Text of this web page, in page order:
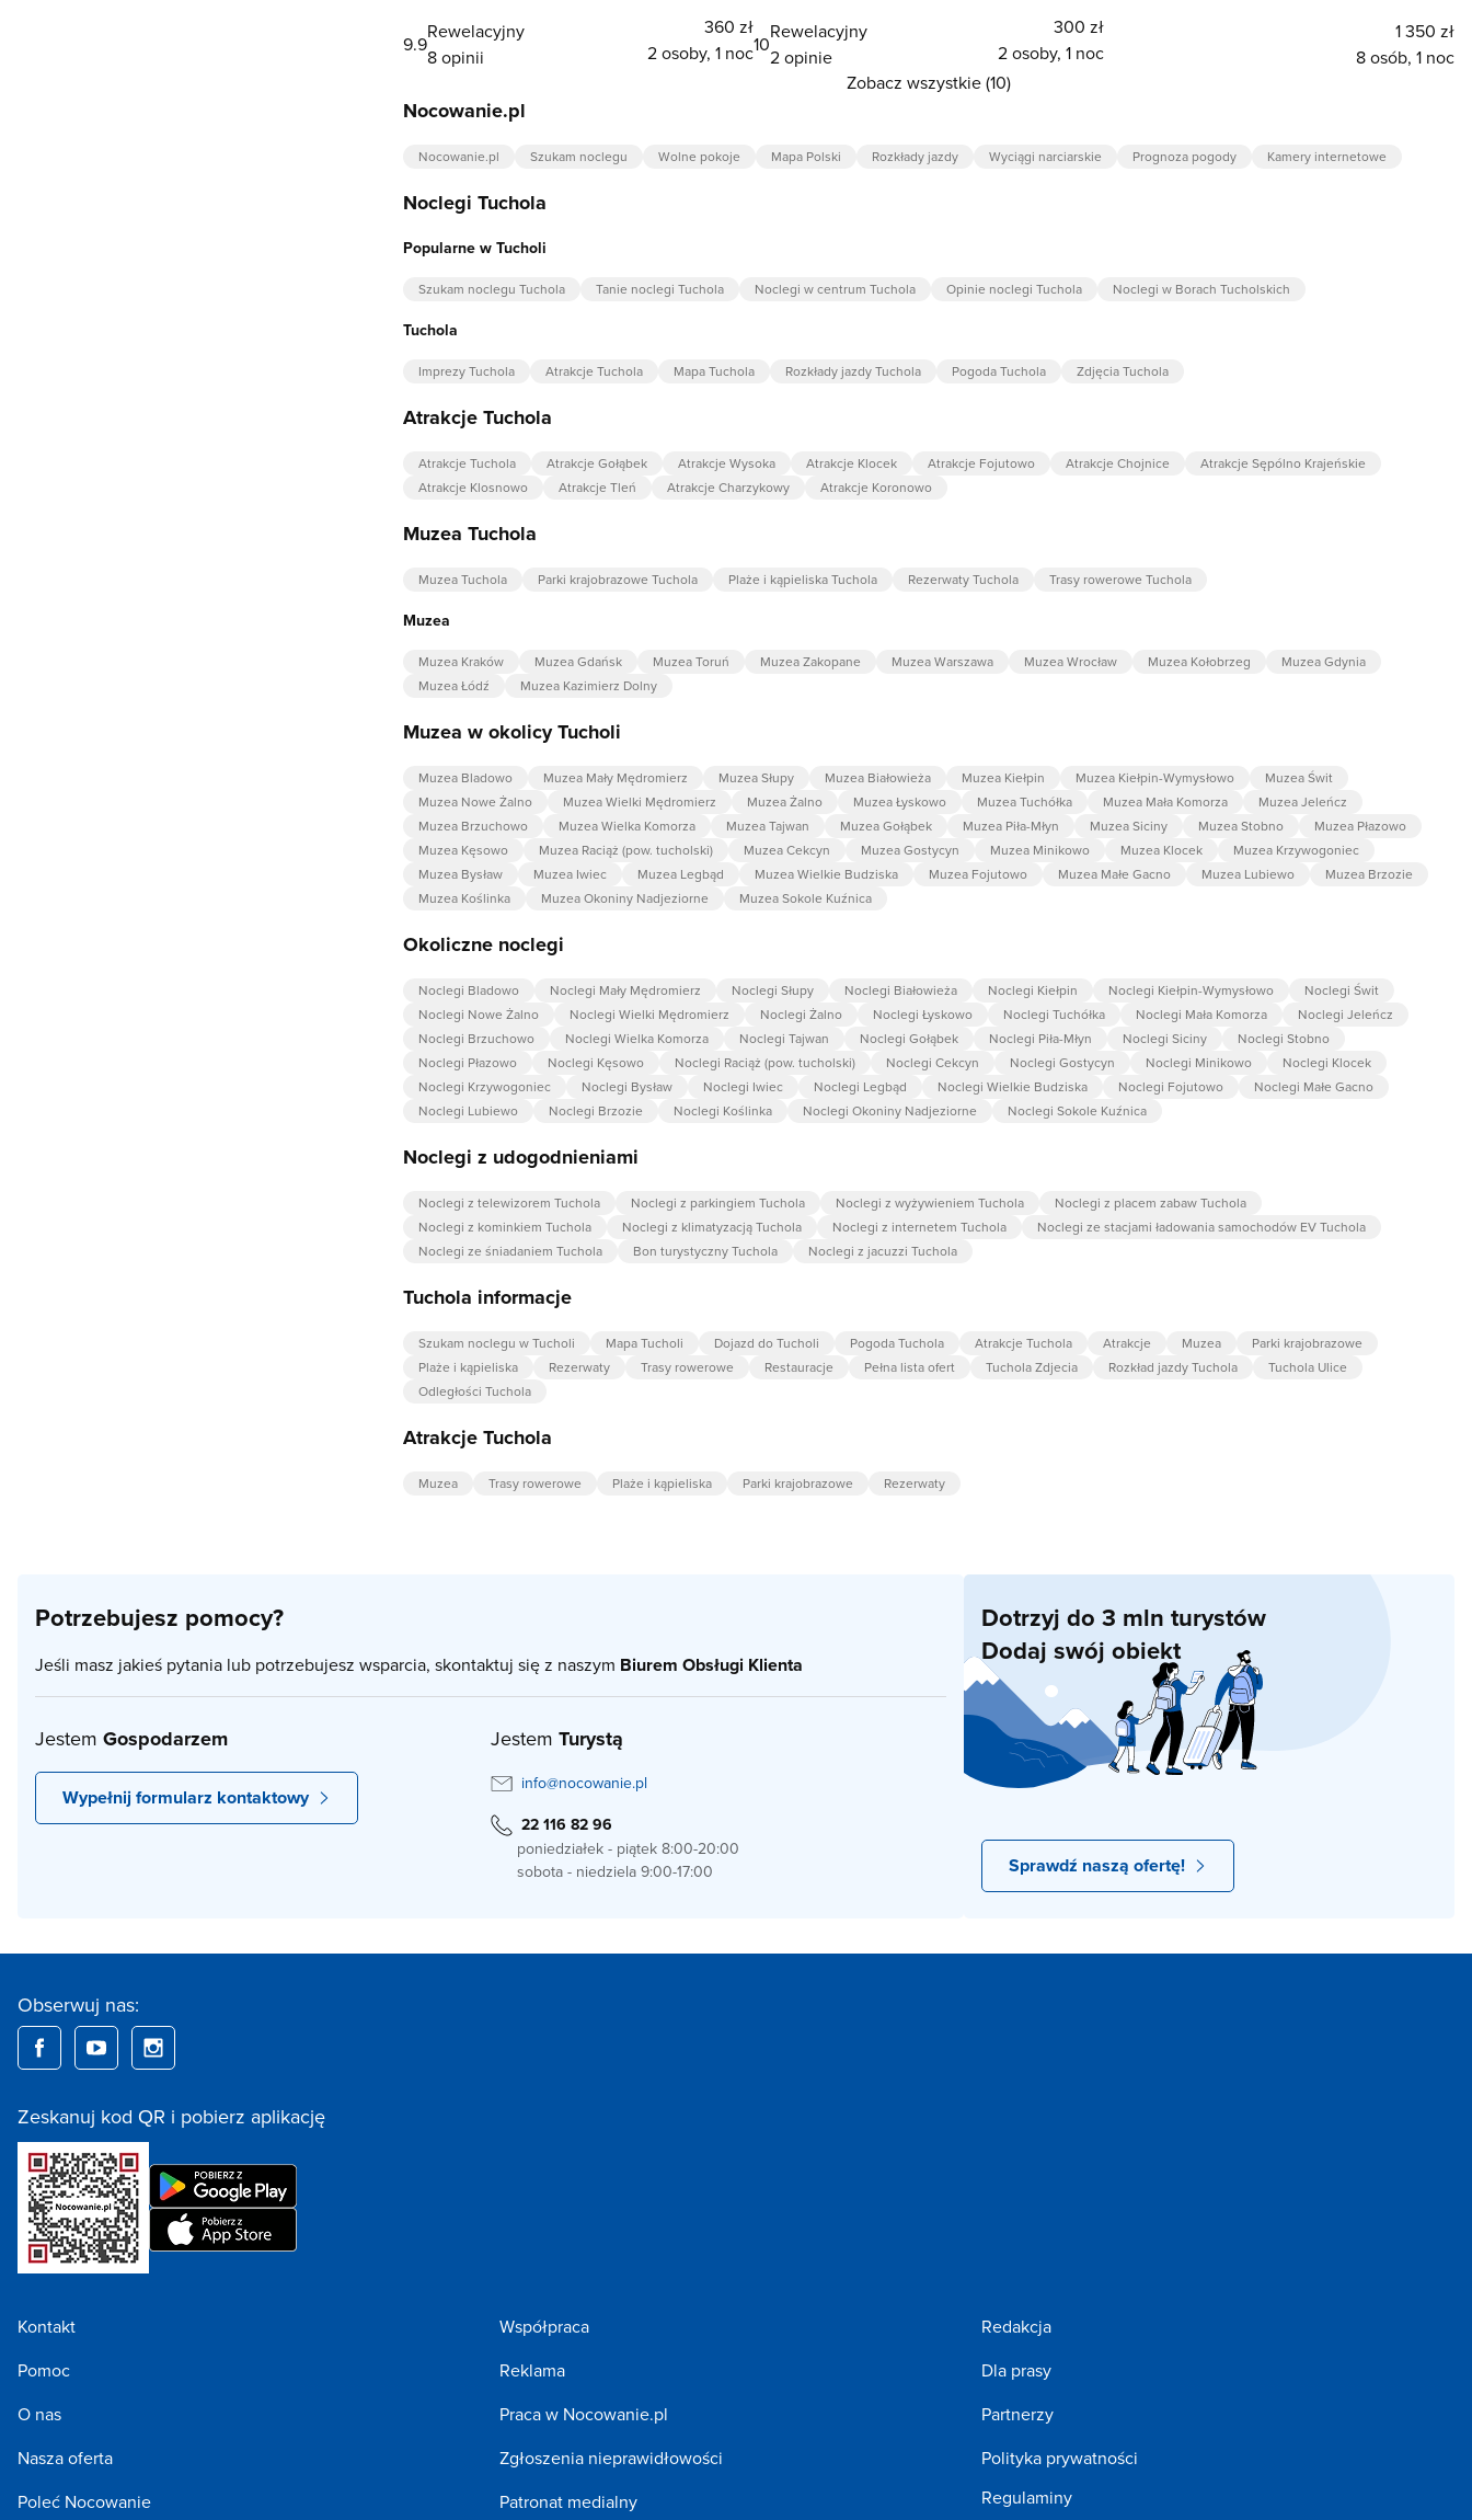
9.9
Rewelacyjny
8 opinii
360 zł
2 osoby, 1 noc10
Rewelacyjny
2 opinie
300 zł
2 osoby, 1 noc
1 350 zł
8 osób, 1 noc
Zobacz wszystkie (10)
Nocowanie.pl
Nocowanie.pl Szukam noclegu Wolne pokoje Mapa Polski Rozkłady jazdy Wyciągi narciarskie Prognoza pogody Kamery internetowe
Noclegi Tuchola
Popularne w Tucholi
Szukam noclegu Tuchola Tanie noclegi Tuchola Noclegi w centrum Tuchola Opinie noclegi Tuchola Noclegi w Borach Tucholskich
Tuchola
Imprezy Tuchola Atrakcje Tuchola Mapa Tuchola Rozkłady jazdy Tuchola Pogoda Tuchola Zdjęcia Tuchola
Atrakcje Tuchola
Atrakcje Tuchola Atrakcje Gołąbek Atrakcje Wysoka Atrakcje Klocek Atrakcje Fojutowo Atrakcje Chojnice
Atrakcje Sępólno Krajeńskie
Atrakcje Klosnowo
Atrakcje Tleń Atrakcje Charzykowy Atrakcje Koronowo
Muzea Tuchola
Muzea Tuchola Parki krajobrazowe Tuchola Plaże i kąpieliska Tuchola Rezerwaty Tuchola Trasy rowerowe Tuchola
Muzea
Muzea Kraków Muzea Gdańsk Muzea Toruń Muzea Zakopane Muzea Warszawa Muzea Wrocław Muzea Kołobrzeg
Muzea Gdynia
Muzea Łódź
Muzea Kazimierz Dolny
Muzea w okolicy Tucholi
Muzea Bladowo Muzea Mały Mędromierz Muzea Słupy Muzea Białowieża Muzea Kiełpin Muzea Kiełpin-Wymysłowo
Muzea Świt
Muzea Nowe Żalno
Muzea Wielki Mędromierz Muzea Żalno Muzea Łyskowo Muzea Tuchółka Muzea Mała Komorza
Muzea Jeleńcz
Muzea Brzuchowo
Muzea Wielka Komorza Muzea Tajwan Muzea Gołąbek Muzea Piła-Młyn Muzea Siciny Muzea Stobno
Muzea Płazowo
Muzea Kęsowo
Muzea Raciąż (pow. tucholski) Muzea Cekcyn Muzea Gostycyn Muzea Minikowo Muzea Klocek
Muzea Krzywogoniec
Muzea Bysław
Muzea Iwiec Muzea Legbąd Muzea Wielkie Budziska Muzea Fojutowo Muzea Małe Gacno Muzea Lubiewo
Muzea Brzozie
Muzea Koślinka
Muzea Okoniny Nadjeziorne Muzea Sokole Kuźnica
Okoliczne noclegi
Noclegi Bladowo Noclegi Mały Mędromierz Noclegi Słupy Noclegi Białowieża Noclegi Kiełpin Noclegi Kiełpin-Wymysłowo
Noclegi Świt
Noclegi Nowe Żalno
Noclegi Wielki Mędromierz Noclegi Żalno Noclegi Łyskowo Noclegi Tuchółka Noclegi Mała Komorza
Noclegi Jeleńcz
Noclegi Brzuchowo
Noclegi Wielka Komorza Noclegi Tajwan Noclegi Gołąbek Noclegi Piła-Młyn Noclegi Siciny
Noclegi Stobno
Noclegi Płazowo
Noclegi Kęsowo Noclegi Raciąż (pow. tucholski) Noclegi Cekcyn Noclegi Gostycyn Noclegi Minikowo
Noclegi Klocek
Noclegi Krzywogoniec
Noclegi Bysław Noclegi Iwiec Noclegi Legbąd Noclegi Wielkie Budziska Noclegi Fojutowo
Noclegi Małe Gacno
Noclegi Lubiewo
Noclegi Brzozie Noclegi Koślinka Noclegi Okoniny Nadjeziorne Noclegi Sokole Kuźnica
Noclegi z udogodnieniami
Noclegi z telewizorem Tuchola Noclegi z parkingiem Tuchola Noclegi z wyżywieniem Tuchola
Noclegi z placem zabaw Tuchola
Noclegi z kominkiem Tuchola
Noclegi z klimatyzacją Tuchola Noclegi z internetem Tuchola
Noclegi ze stacjami ładowania samochodów EV Tuchola
Noclegi ze śniadaniem Tuchola
Bon turystyczny Tuchola Noclegi z jacuzzi Tuchola
Tuchola informacje
Szukam noclegu w Tucholi Mapa Tucholi Dojazd do Tucholi Pogoda Tuchola Atrakcje Tuchola Atrakcje Muzea
Parki krajobrazowe
Plaże i kąpieliska
Rezerwaty Trasy rowerowe Restauracje Pełna lista ofert Tuchola Zdjecia Rozkład jazdy Tuchola
Tuchola Ulice
Odległości Tuchola
Atrakcje Tuchola
Muzea Trasy rowerowe Plaże i kąpieliska Parki krajobrazowe Rezerwaty
Potrzebujesz pomocy?
Jeśli masz jakieś pytania lub potrzebujesz wsparcia, skontaktuj się z naszym Biurem Obsługi Klienta
Jestem Gospodarzem
Wypełnij formularz kontaktowy
Jestem Turystą
info@nocowanie.pl
22 116 82 96
poniedziałek - piątek 8:00-20:00
sobota - niedziela 9:00-17:00
Dotrzyj do 3 mln turystów
Dodaj swój obiekt
Sprawdź naszą ofertę!
Obserwuj nas:
Zeskanuj kod QR i pobierz aplikację
Kontakt
Pomoc
O nas
Nasza oferta
Poleć Nocowanie
Współpraca
Reklama
Praca w Nocowanie.pl
Zgłoszenia nieprawidłowości
Patronat medialny
Redakcja
Dla prasy
Partnerzy
Polityka prywatności
Regulaminy